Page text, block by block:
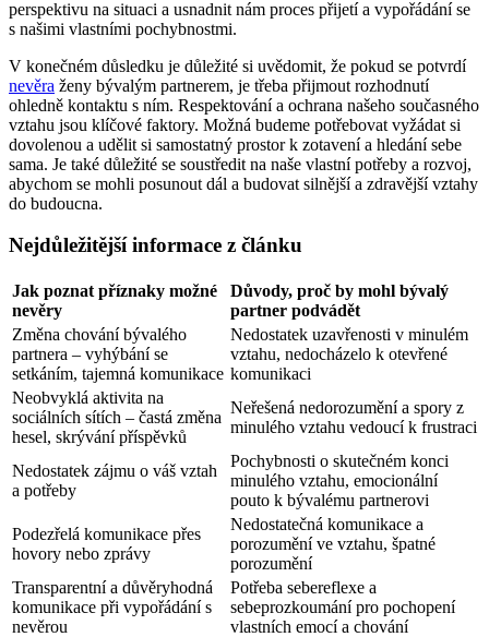
perspektivu na situaci a usnadnit nám proces přijetí a vypořádání se
s našimi vlastními pochybnostmi.
V konečném důsledku je důležité si uvědomit, že pokud se potvrdí
nevěra ženy bývalým partnerem, je třeba přijmout rozhodnutí
ohledně kontaktu s ním. Respektování a ochrana našeho současného
vztahu jsou klíčové faktory. Možná budeme potřebovat vyžádat si
dovolenou a udělit si samostatný prostor k zotavení a hledání sebe
sama. Je také důležité se soustředit na naše vlastní potřeby a rozvoj,
abychom se mohli posunout dál a budovat silnější a zdravější vztahy
do budoucna.
Nejdůležitější informace z článku
Jak poznat příznaky možné
nevěry
Důvody, proč by mohl bývalý
partner podvádět
Změna chování bývalého
partnera – vyhýbání se
setkáním, tajemná komunikace
Nedostatek uzavřenosti v minulém
vztahu, nedocházelo k otevřené
komunikaci
Neobvyklá aktivita na
sociálních sítích – častá změna
hesel, skrývání příspěvků
Neřešená nedorozumění a spory z
minulého vztahu vedoucí k frustraci
Nedostatek zájmu o váš vztah
a potřeby
Pochybnosti o skutečném konci
minulého vztahu, emocionální
pouto k bývalému partnerovi
Podezřelá komunikace přes
hovory nebo zprávy
Nedostatečná komunikace a
porozumění ve vztahu, špatné
porozumění
Transparentní a důvěryhodná
komunikace při vypořádání s
nevěrou
Potřeba sebereflexe a
sebeprozkoumání pro pochopení
vlastních emocí a chování